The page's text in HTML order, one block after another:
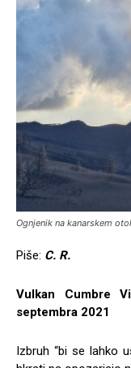
Ognjenik na kanarskem
Piše: C. R.
Vulkan Cumbre
septembra 2021
Izbruh “bi se lahko